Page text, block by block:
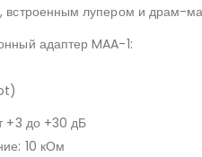
встроенным лупером и драм-
адаптер MAA-1:
+3 до +30 дБ
10 кОм